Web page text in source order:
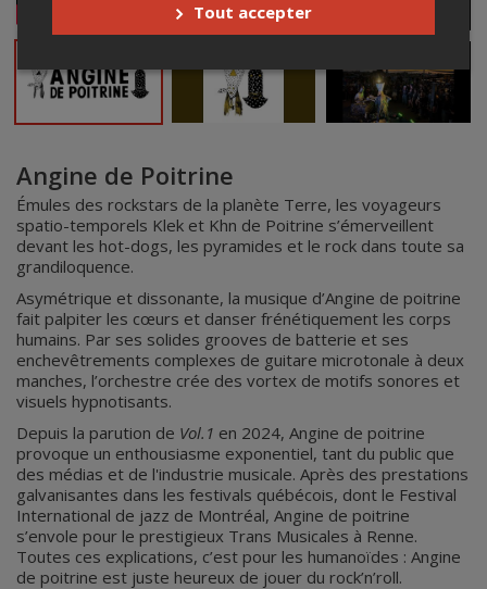
Angine de Poitrine
Émules des rockstars de la planète Terre, les voyageurs
spatio-temporels Klek et Khn de Poitrine s’émerveillent
devant les hot-dogs, les pyramides et le rock dans toute sa
grandiloquence.
Asymétrique et dissonante, la musique d’Angine de poitrine
fait palpiter les cœurs et danser frénétiquement les corps
humains. Par ses solides grooves de batterie et ses
enchevêtrements complexes de guitare microtonale à deux
manches, l’orchestre crée des vortex de motifs sonores et
visuels hypnotisants.
Depuis la parution de Vol.1 en 2024, Angine de poitrine
provoque un enthousiasme exponentiel, tant du public que
des médias et de l'industrie musicale. Après des prestations
galvanisantes dans les festivals québécois, dont le Festival
International de jazz de Montréal, Angine de poitrine
s’envole pour le prestigieux Trans Musicales à Renne.
Toutes ces explications, c’est pour les humanoïdes : Angine
de poitrine est juste heureux de jouer du rock’n’roll.
Tout accepter